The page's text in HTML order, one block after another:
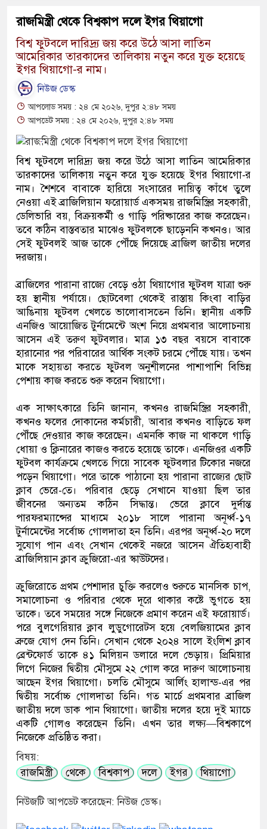
রাজমিস্ত্রী থেকে বিশ্বকাপ দলে ইগর থিয়াগো
বিশ্ব ফুটবলে দারিদ্র্য জয় করে উঠে আসা লাতিন
আমেরিকার তারকাদের তালিকায় নতুন করে যুক্ত হয়েছে
ইগর থিয়াগো-র নাম।
নিউজ ডেস্ক
আপলোড সময় : ২৪ মে ২০২৬, দুপুর ২:৪৮ সময়
আপডেট সময় : ২৪ মে ২০২৬, দুপুর ২:৪৮ সময়
বিশ্ব ফুটবলে দারিদ্র্য জয় করে উঠে আসা লাতিন আমেরিকার
তারকাদের তালিকায় নতুন করে যুক্ত হয়েছে ইগর থিয়াগো-র
নাম। শৈশবে বাবাকে হারিয়ে সংসারের দায়িত্ব কাঁধে তুলে
নেওয়া এই ব্রাজিলিয়ান ফরোয়ার্ড একসময় রাজমিস্ত্রির সহকারী,
ডেলিভারি বয়, বিক্রয়কর্মী ও গাড়ি পরিষ্কারের কাজ করেছেন।
তবে কঠিন বাস্তবতার মাঝেও ফুটবলকে ছাড়েননি কখনও। আর
সেই ফুটবলই আজ তাকে পৌঁছে দিয়েছে ব্রাজিল জাতীয় দলের
দরজায়।
ব্রাজিলের পারানা রাজ্যে বেড়ে ওঠা থিয়াগোর ফুটবল যাত্রা শুরু
হয় স্থানীয় পর্যায়ে। ছোটবেলা থেকেই রাস্তায় কিংবা বাড়ির
আঙিনায় ফুটবল খেলতে ভালোবাসতেন তিনি। স্থানীয় একটি
এনজিও আয়োজিত টুর্নামেন্টে অংশ নিয়ে প্রথমবার আলোচনায়
আসেন এই তরুণ ফুটবলার। মাত্র ১৩ বছর বয়সে বাবাকে
হারানোর পর পরিবারের আর্থিক সংকট চরমে পৌঁছে যায়। তখন
মাকে সহায়তা করতে ফুটবল অনুশীলনের পাশাপাশি বিভিন্ন
পেশায় কাজ করতে শুরু করেন থিয়াগো।
এক সাক্ষাৎকারে তিনি জানান, কখনও রাজমিস্ত্রির সহকারী,
কখনও ফলের দোকানের কর্মচারী, আবার কখনও বাড়িতে ফল
পৌঁছে দেওয়ার কাজ করেছেন। এমনকি কাজ না থাকলে গাড়ি
ধোয়া ও ক্লিনারের কাজও করতে হয়েছে তাকে। এনজিওর একটি
ফুটবল কার্যক্রমে খেলতে গিয়ে সাবেক ফুটবলার টিকোর নজরে
পড়েন থিয়াগো। পরে তাকে পাঠানো হয় পারানা রাজ্যের ছোট
ক্লাব ভেরে-তে। পরিবার ছেড়ে সেখানে যাওয়া ছিল তার
জীবনের অন্যতম কঠিন সিদ্ধান্ত। ভেরে ক্লাবে দুর্দান্ত
পারফরম্যান্সের মাধ্যমে ২০১৮ সালে পারানা অনূর্ধ্ব-১৭
টুর্নামেন্টের সর্বোচ্চ গোলদাতা হন তিনি। এরপর অনূর্ধ্ব-২০ দলে
সুযোগ পান এবং সেখান থেকেই নজরে আসেন ঐতিহ্যবাহী
ব্রাজিলিয়ান ক্লাব ক্রুজিরো-এর স্কাউটদের।
ক্রুজিরোতে প্রথম পেশাদার চুক্তি করলেও শুরুতে মানসিক চাপ,
সমালোচনা ও পরিবার থেকে দূরে থাকার কষ্টে ভুগতে হয়
তাকে। তবে সময়ের সঙ্গে নিজেকে প্রমাণ করেন এই ফরোয়ার্ড।
পরে বুলগেরিয়ার ক্লাব লুডুগোরেটস হয়ে বেলজিয়ামের ক্লাব
ব্রুজে যোগ দেন তিনি। সেখান থেকে ২০২৪ সালে ইংলিশ ক্লাব
ব্রেন্টফোর্ড তাকে ৪১ মিলিয়ন ডলারে দলে ভেড়ায়। প্রিমিয়ার
লিগে নিজের দ্বিতীয় মৌসুমে ২২ গোল করে দারুণ আলোচনায়
আছেন ইগর থিয়াগো। চলতি মৌসুমে আর্লিং হালান্ড-এর পর
দ্বিতীয় সর্বোচ্চ গোলদাতা তিনি। গত মার্চে প্রথমবার ব্রাজিল
জাতীয় দলে ডাক পান থিয়াগো। জাতীয় দলের হয়ে দুই ম্যাচে
একটি গোলও করেছেন তিনি। এখন তার লক্ষ্য—বিশ্বকাপে
নিজেকে প্রতিষ্ঠিত করা।
বিষয়:
রাজমিস্ত্রী
থেকে বিশ্বকাপ দলে ইগর থিয়াগো
নিউজটি আপডেট করেছেন: নিউজ ডেস্ক।